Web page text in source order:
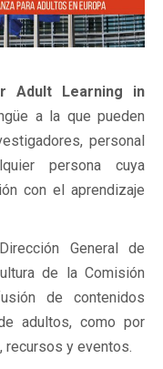
Adult Learning in
a la que pueden
personal
persona cuya
con el aprendizaje
General de
de la Comisión
de contenidos
adultos, como por
recursos y eventos.